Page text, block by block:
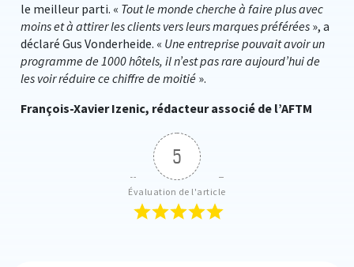
le meilleur parti. « Tout le monde cherche à faire plus avec
moins et à attirer les clients vers leurs marques préférées », a
déclaré Gus Vonderheide. « Une entreprise pouvait avoir un
programme de 1000 hôtels, il n’est pas rare aujourd’hui de
les voir réduire ce chiffre de moitié ».
François-Xavier Izenic, rédacteur associé de l’AFTM
5
Évaluation de l'article